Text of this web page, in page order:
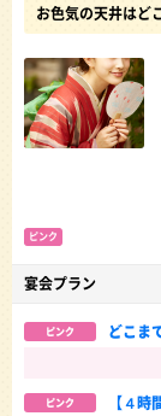
お色気の天井はど
ピンク
宴会プラン
ピンク
どこま
ピンク
【４